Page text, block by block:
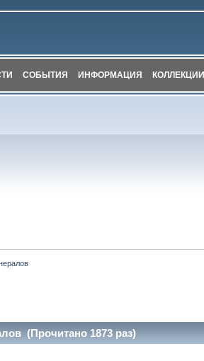
СОБЫТИЯ ИНФОРМАЦИЯ КОЛЛЕКЦИИ
(Прочитано 1873 раз)